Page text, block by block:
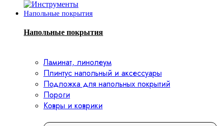
Напольные покрытия
Напольные покрытия
Ламинат, линолеум
Плинтус напольный и аксессуары
Подложка для напольных покрытий
Пороги
Ковры и коврики